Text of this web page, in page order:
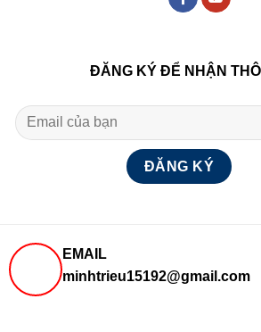
ĐĂNG KÝ ĐỂ NHẬN
EMAIL
minhtrieu15192@gmail.com